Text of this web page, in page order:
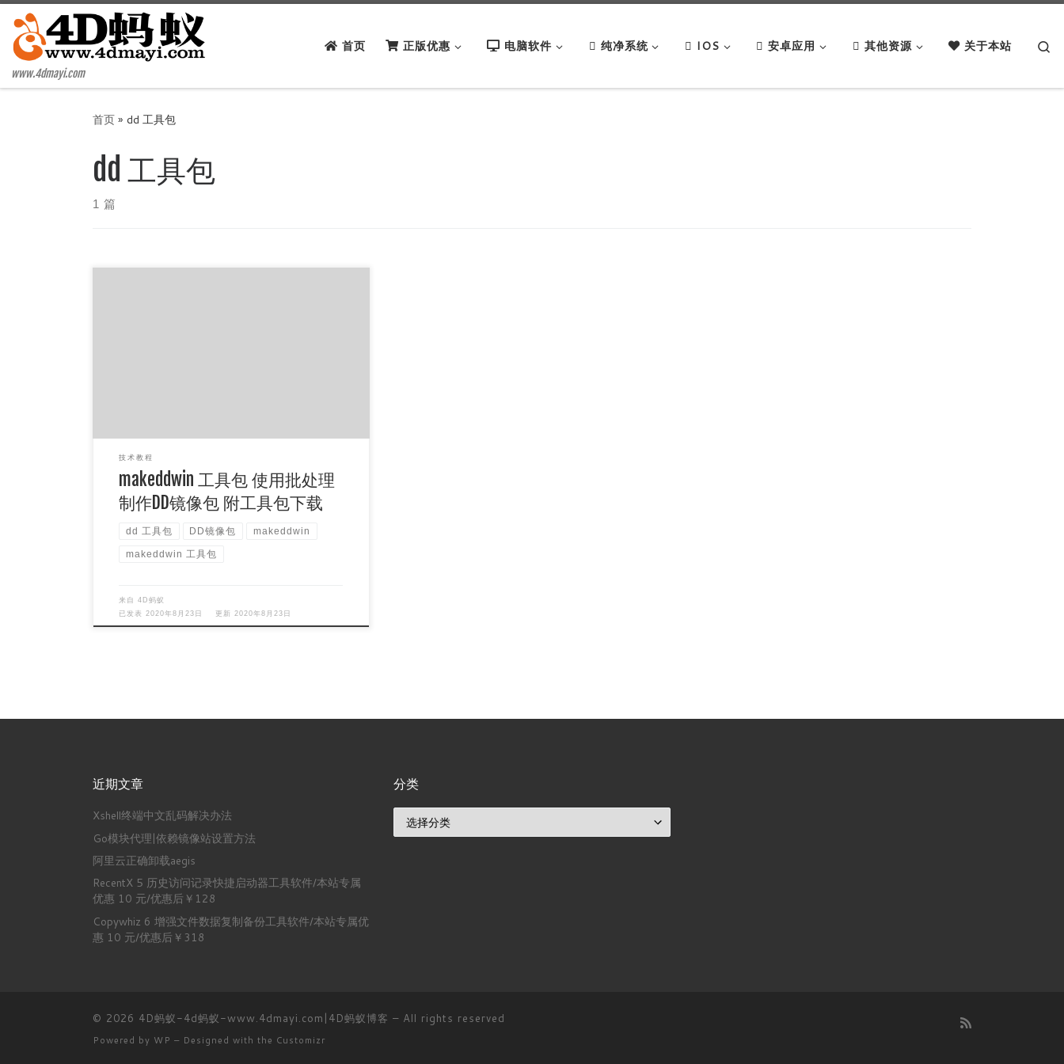
Skip to content
www.4dmayi.com
首页 正版优惠 电脑软件 纯净系统 IOS 安卓应用 其他资源 关于本站
首页» dd 工具包
dd 工具包
1 篇
技术教程
makeddwin 工具包 使用批处理
制作DD镜像包 附工具包下载
dd 工具包 DD镜像包 makeddwin
makeddwin 工具包
来自4D蚂蚁
已发表 2020年8月23日 更新 2020年8月23日
近期文章
Xshell终端中文乱码解决办法
Go模块代理|依赖镜像站设置方法
阿里云正确卸载aegis
RecentX 5 历史访问记录快捷启动器工具软件/本站专属
优惠 10 元/优惠后￥128
Copywhiz 6 增强文件数据复制备份工具软件/本站专属优
惠 10 元/优惠后￥318
分类
© 2026 4D蚂蚁-4d蚂蚁-www.4dmayi.com|4D蚂蚁博客 – All rights reserved
Powered by WP – Designed with the Customizr